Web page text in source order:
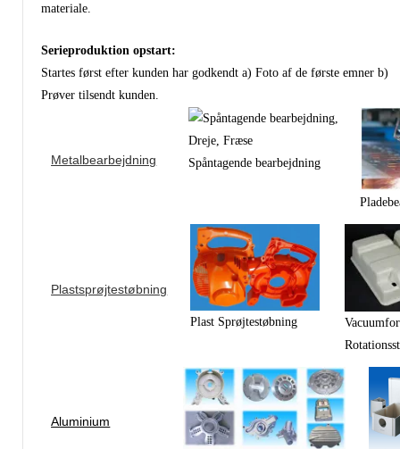
materiale.
Serieproduktion opstart:
Startes først efter kunden har godkendt a) Foto af de første emner b)
Prøver tilsendt kunden.
Metalbearbejdning Spåntagende bearbejdning
Plastsprøjtestøbning
Plast Sprøjtestøbning
Aluminium